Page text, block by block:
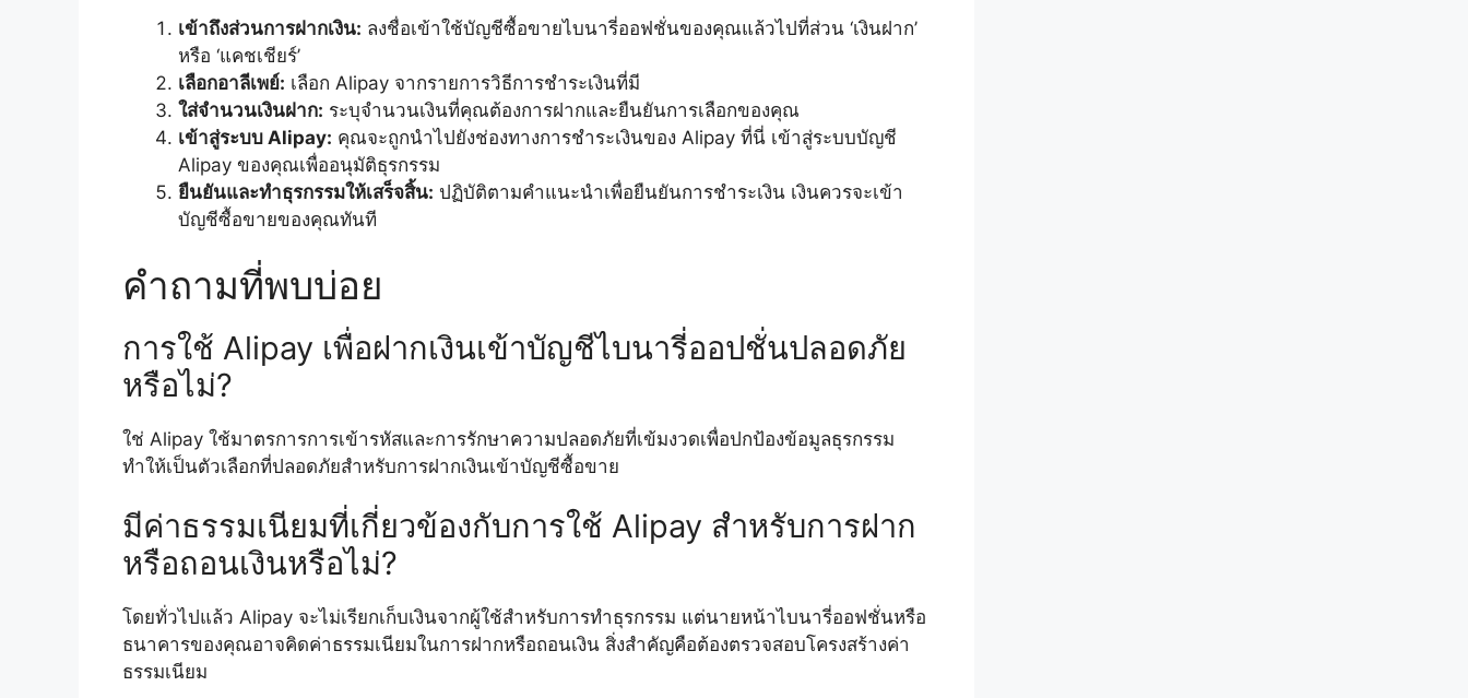
เข้าถึงส่วนการฝากเงิน: ลงชื่อเข้าใช้บัญชีซื้อขายไบนารี่ออฟชั่นของคุณแล้วไปที่ส่วน ‘เงินฝาก’
หรือ ‘แคชเชียร์’
เลือกอาลีเพย์: เลือก Alipay จากรายการวิธีการชำระเงินที่มี
ใส่จำนวนเงินฝาก: ระบุจำนวนเงินที่คุณต้องการฝากและยืนยันการเลือกของคุณ
เข้าสู่ระบบ Alipay: คุณจะถูกนำไปยังช่องทางการชำระเงินของ Alipay ที่นี่ เข้าสู่ระบบบัญชี
Alipay ของคุณเพื่ออนุมัติธุรกรรม
ยืนยันและทำธุรกรรมให้เสร็จสิ้น: ปฏิบัติตามคำแนะนำเพื่อยืนยันการชำระเงิน เงินควรจะเข้า
บัญชีซื้อขายของคุณทันที
คำถามที่พบบ่อย
การใช้ Alipay เพื่อฝากเงินเข้าบัญชีไบนารี่ออปชั่นปลอดภัย
หรือไม่?
ใช่ Alipay ใช้มาตรการการเข้ารหัสและการรักษาความปลอดภัยที่เข้มงวดเพื่อปกป้องข้อมูลธุรกรรม
ทำให้เป็นตัวเลือกที่ปลอดภัยสำหรับการฝากเงินเข้าบัญชีซื้อขาย
มีค่าธรรมเนียมที่เกี่ยวข้องกับการใช้ Alipay สำหรับการฝาก
หรือถอนเงินหรือไม่?
โดยทั่วไปแล้ว Alipay จะไม่เรียกเก็บเงินจากผู้ใช้สำหรับการทำธุรกรรม แต่นายหน้าไบนารี่ออฟชั่นหรือ
ธนาคารของคุณอาจคิดค่าธรรมเนียมในการฝากหรือถอนเงิน สิ่งสำคัญคือต้องตรวจสอบโครงสร้างค่า
ธรรมเนียม